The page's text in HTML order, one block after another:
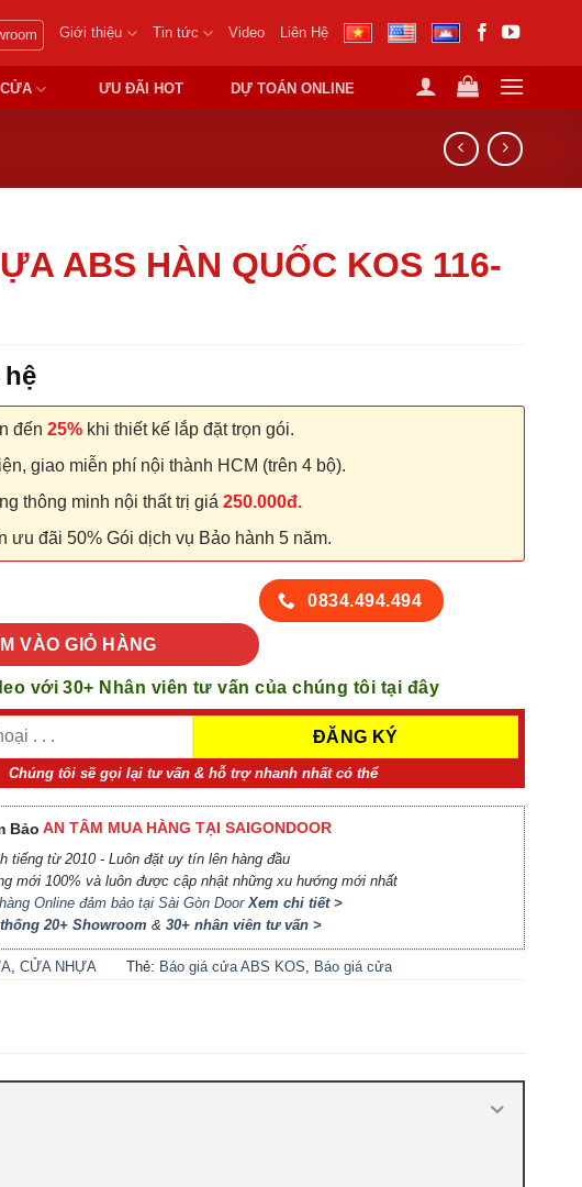
Giới thiệu Tin tức Video Liên Hệ
ƯU ĐÃI HOT DỰ TOÁN ONLINE
ABS HÀN QUỐC KOS 116-
đến 25% khi thiết kế lắp đặt trọn gói.
giao miễn phí nội thành HCM (trên 4 bộ).
thông minh nội thất trị giá 250.000đ.
ưu đãi 50% Gói dịch vụ Bảo hành 5 năm.
QUỐC KOS 116-K0201 số lượng
VÀO GIỎ HÀNG
0834.494.494
với 30+ Nhân viên tư vấn của chúng tôi tại đây
Chúng tôi sẽ gọi lại tư vấn & hỗ trợ nhanh nhất có thể
AN TÂM MUA HÀNG TẠI SAIGONDOOR
tiếng từ 2010 - Luôn đặt uy tín lên hàng đầu
mới 100% và luôn được cập nhật những xu hướng mới nhất
Online đảm bảo tại Sài Gòn DoorXem chi tiết >
20+ Showroom & 30+ nhân viên tư vấn >
, CỬA NHỰA
Thẻ: Báo giá cửa ABS KOS, Báo giá cửa
Vĩnh,Cửa nhựa ABS Hàn Quốc tại